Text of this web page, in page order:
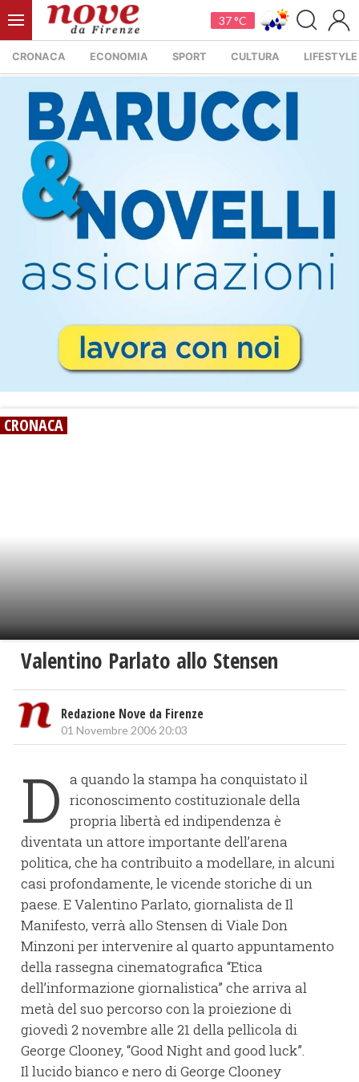
37 °C
CRONACA ECONOMIA SPORT CULTURA LIFESTYLE
CRONACA
Valentino Parlato allo Stensen
Redazione Nove da Firenze
01 Novembre 2006 20:03
D a quando la stampa ha conquistato il
riconoscimento costituzionale della
propria libertà ed indipendenza è
diventata un attore importante dell’arena
politica, che ha contribuito a modellare, in alcuni
casi profondamente, le vicende storiche di un
paese. E Valentino Parlato, giornalista de Il
Manifesto, verrà allo Stensen di Viale Don
Minzoni per intervenire al quarto appuntamento
della rassegna cinematografica “Etica
dell’informazione giornalistica” che arriva al
metà del suo percorso con la proiezione di
giovedì 2 novembre alle 21 della pellicola di
George Clooney, “Good Night and good luck”.
Il lucido bianco e nero di George Clooney